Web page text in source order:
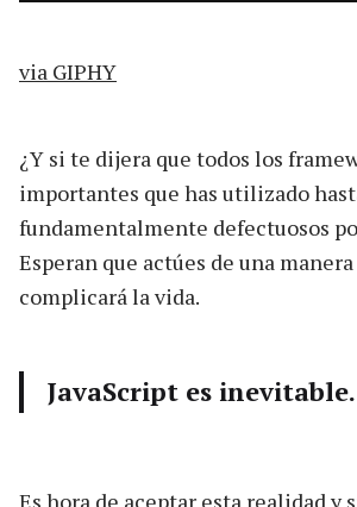
via GIPHY
¿Y si te dijera que todos los
importantes que has utilizado
fundamentalmente defectuosos
Esperan que actúes de una
complicará la vida.
JavaScript es inevitable.
Es hora de aceptar esta realidad y